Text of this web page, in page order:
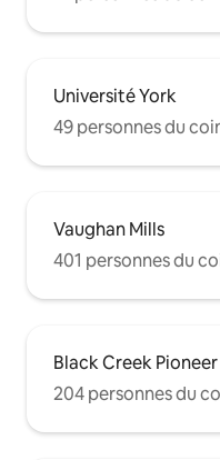
Université York
49 personnes du
Vaughan Mills
401 personnes du
Black Creek
204 personnes du